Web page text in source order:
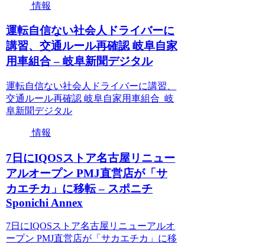
情報
運転自信ない社会人ドライバーに
講習、交通ルール再確認 岐阜自家
用車組合 – 岐阜新聞デジタル
運転自信ない社会人ドライバーに講習、
交通ルール再確認 岐阜自家用車組合 岐
阜新聞デジタル
情報
7日にIQOSストア名古屋リニュー
アルオープン PMJ直営店が「サ
カエチカ」に移転 – スポニチ
Sponichi Annex
7日にIQOSストア名古屋リニューアルオ
ープン PMJ直営店が「サカエチカ」に移